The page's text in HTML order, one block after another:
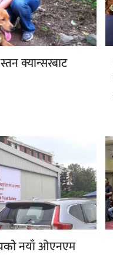
स्तन क्यान्सरबाट
नयाँ ओएनएम